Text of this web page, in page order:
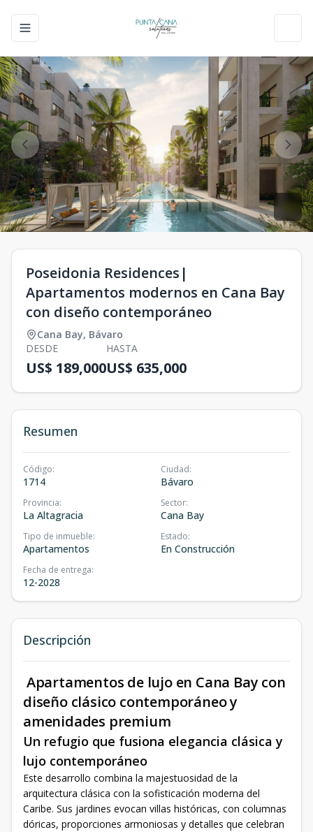
Toggle navigation menu
Poseidonia Residences|
Apartamentos modernos en Cana Bay
con diseño contemporáneo
Cana Bay, Bávaro
DESDE
US$ 189,000
HASTA
US$ 635,000
Resumen
Código:
1714
Ciudad:
Bávaro
Provincia:
La Altagracia
Sector:
Cana Bay
Tipo de inmueble:
Apartamentos
Estado:
En Construcción
Fecha de entrega:
12-2028
Descripción
Apartamentos de lujo en Cana Bay con
diseño clásico contemporáneo y
amenidades premium
Un refugio que fusiona elegancia clásica y
lujo contemporáneo
Este desarrollo combina la majestuosidad de la
arquitectura clásica con la sofisticación moderna del
Caribe. Sus jardines evocan villas históricas, con columnas
dóricas, proporciones armoniosas y detalles que celebran